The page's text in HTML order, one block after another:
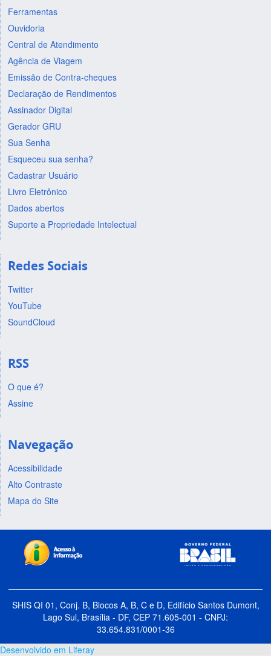
Ferramentas
Ouvidoria
Central de Atendimento
Agência de Viagem
Emissão de Contra-cheques
Declaração de Rendimentos
Assinador Digital
Gerador GRU
Sua Senha
Esqueceu sua senha?
Cadastrar Usuário
Livro Eletrônico
Dados abertos
Suporte a Propriedade Intelectual
Redes Sociais
Twitter
YouTube
SoundCloud
RSS
O que é?
Assine
Navegação
Acessibilidade
Alto Contraste
Mapa do Site
SHIS QI 01, Conj. B, Blocos A, B, C e D, Edifício Santos Dumont,
Lago Sul, Brasília - DF, CEP 71.605-001 - CNPJ:
33.654.831/0001-36
Desenvolvido em Liferay